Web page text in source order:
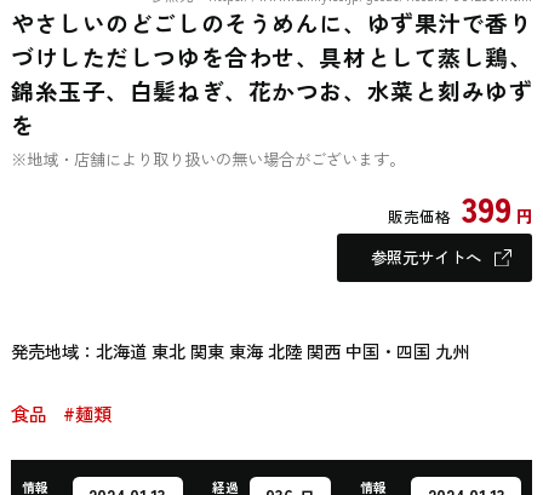
やさしいのどごしのそうめんに、ゆず果汁で香り
づけしただしつゆを合わせ、具材として蒸し鶏、
錦糸玉子、白髪ねぎ、花かつお、水菜と刻みゆず
を
※地域・店舗により取り扱いの無い場合がございます。
販売価格 399 円
参照元サイトへ
発売地域：北海道 東北 関東 東海 北陸 関西 中国・四国 九州
食品 #麺類
情報
経過
情報